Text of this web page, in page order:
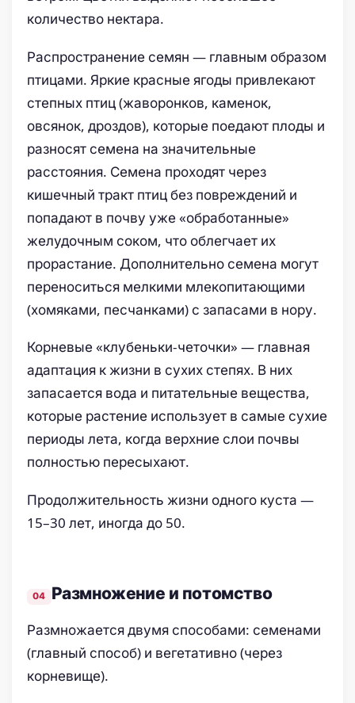
количество нектара.
Распространение семян — главным образом
птицами. Яркие красные ягоды привлекают
степных птиц (жаворонков, каменок,
овсянок, дроздов), которые поедают плоды и
разносят семена на значительные
расстояния. Семена проходят через
кишечный тракт птиц без повреждений и
попадают в почву уже «обработанные»
желудочным соком, что облегчает их
прорастание. Дополнительно семена могут
переноситься мелкими млекопитающими
(хомяками, песчанками) с запасами в нору.
Корневые «клубеньки-четочки» — главная
адаптация к жизни в сухих степях. В них
запасается вода и питательные вещества,
которые растение использует в самые сухие
периоды лета, когда верхние слои почвы
полностью пересыхают.
Продолжительность жизни одного куста —
15–30 лет, иногда до 50.
Размножение и потомство
Размножается двумя способами: семенами
(главный способ) и вегетативно (через
корневище).